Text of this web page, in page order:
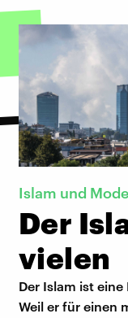
Islam und
Der
vielen
Der Islam ist
Weil er für einen